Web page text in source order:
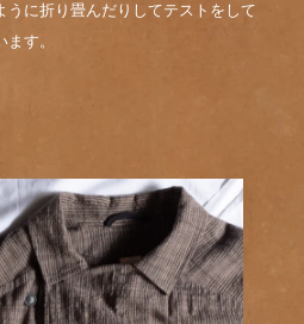
うに折り畳んだりしてテストをして
す。